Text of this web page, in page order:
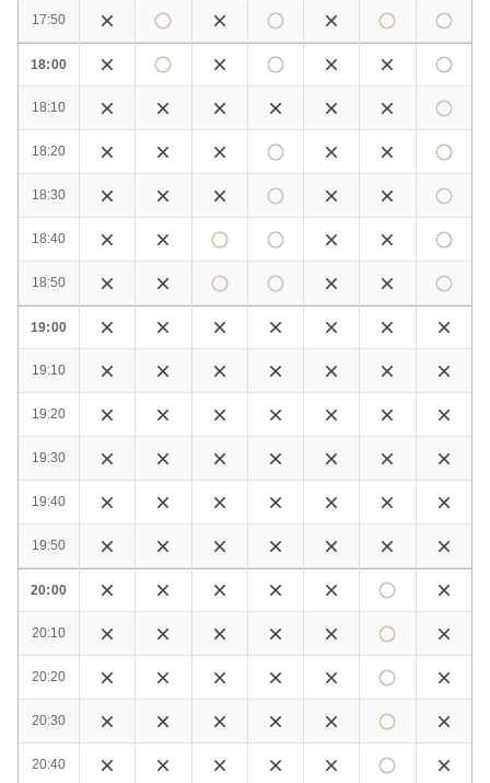
17:50
18:00
18:10
18:20
18:30
18:40
18:50
19:00
19:10
19:20
19:30
19:40
19:50
20:00
20:10
20:20
20:30
20:40